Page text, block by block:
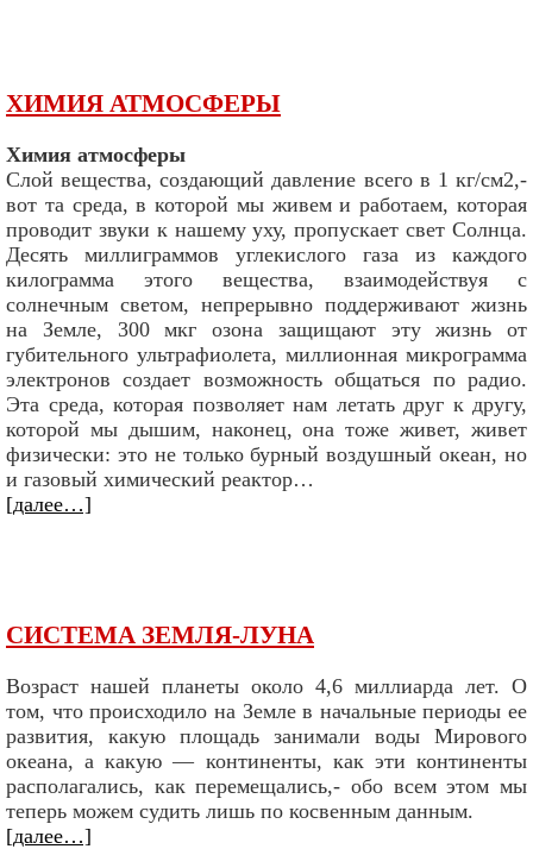
ХИМИЯ АТМОСФЕРЫ
Химия атмосферы
Слой вещества, создающий давление всего в 1 кг/см2,-
вот та среда, в которой мы живем и работаем, которая
проводит звуки к нашему уху, пропускает свет Солнца.
Десять миллиграммов углекислого газа из каждого
килограмма этого вещества, взаимодействуя с
солнечным светом, непрерывно поддерживают жизнь
на Земле, 300 мкг озона защищают эту жизнь от
губительного ультрафиолета, миллионная микрограмма
электронов создает возможность общаться по радио.
Эта среда, которая позволяет нам летать друг к другу,
которой мы дышим, наконец, она тоже живет, живет
физически: это не только бурный воздушный океан, но
и газовый химический реактор…
[далее…]
СИСТЕМА ЗЕМЛЯ-ЛУНА
Возраст нашей планеты около 4,6 миллиарда лет. О
том, что происходило на Земле в начальные периоды ее
развития, какую площадь занимали воды Мирового
океана, а какую — континенты, как эти континенты
располагались, как перемещались,- обо всем этом мы
теперь можем судить лишь по косвенным данным.
[далее…]